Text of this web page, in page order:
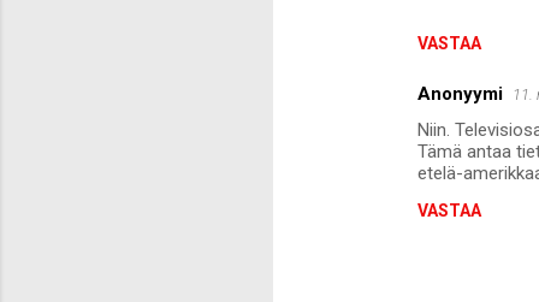
VASTAA
Anonyymi 11.
Niin.
Tämä antaa
etelä-
VASTAA